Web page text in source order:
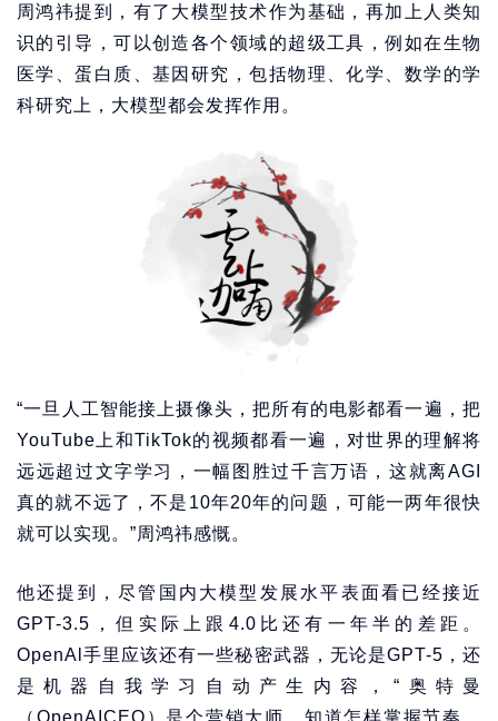
周鸿祎提到，有了大模型技术作为基础，再加上人类知
识的引导，可以创造各个领域的超级工具，例如在生物
医学、蛋白质、基因研究，包括物理、化学、数学的学
科研究上，大模型都会发挥作用。
“一旦人工智能接上摄像头，把所有的电影都看一遍，把
YouTube上和TikTok的视频都看一遍，对世界的理解将
远远超过文字学习，一幅图胜过千言万语，这就离AGI
真的就不远了，不是10年20年的问题，可能一两年很快
就可以实现。”周鸿祎感慨。
他还提到，尽管国内大模型发展水平表面看已经接近
GPT-3.5，但实际上跟4.0比还有一年半的差距。
OpenAl手里应该还有一些秘密武器，无论是GPT-5，还
是机器自我学习自动产生内容，“奥特曼
（OpenAICEO）是个营销大师，知道怎样掌握节奏，